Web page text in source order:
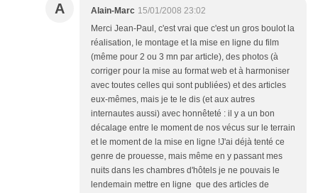
A Alain-Marc 15/01/2008 23:02
Merci Jean-Paul, c'est vrai que c'est un gros boulot la
réalisation, le montage et la mise en ligne du film
(même pour 2 ou 3 mn par article), des photos (à
corriger pour la mise au format web et à harmoniser
avec toutes celles qui sont publiées) et des articles
eux-mêmes, mais je te le dis (et aux autres
internautes aussi) avec honnêteté : il y a un bon
décalage entre le moment de nos vécus sur le terrain
et le moment de la mise en ligne !J'ai déjà tenté ce
genre de prouesse, mais même en y passant mes
nuits dans les chambres d'hôtels je ne pouvais le
lendemain mettre en ligne que des articles de